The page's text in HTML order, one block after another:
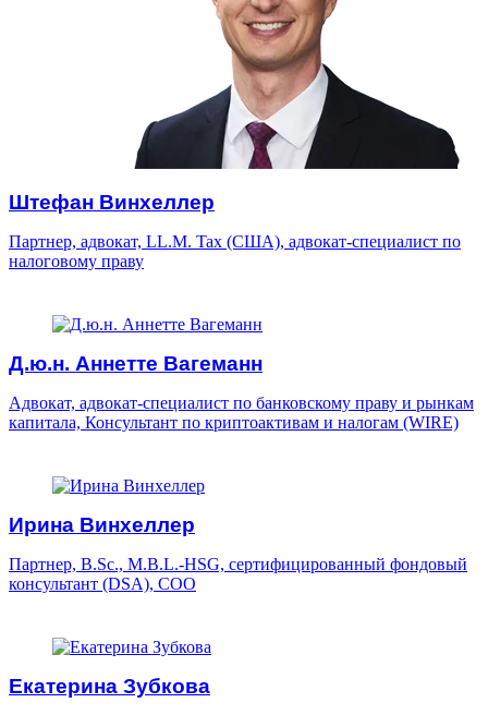
Штефан Винхеллер
Партнер, адвокат, LL.M. Tax (США), адвокат-специалист по
налоговому праву
Д.ю.н. Аннетте Вагеманн
Адвокат, адвокат-специалист по банковскому праву и рынкам
капитала, Консультант по криптоактивам и налогам (WIRE)
Ирина Винхеллер
Партнер, B.Sc., M.B.L.-HSG, сертифицированный фондовый
консультант (DSA), COO
Екатерина Зубкова